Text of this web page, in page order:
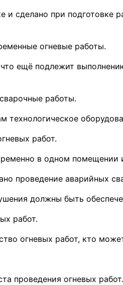
и сделано при подготовке
огневые работы.
ещё подлежит
работы.
технологическое
работ.
в одном помещении
проведение аварийных
должны быть
работ.
огневых работ, кто
проведения огневых работ.